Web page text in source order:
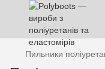
Пильники